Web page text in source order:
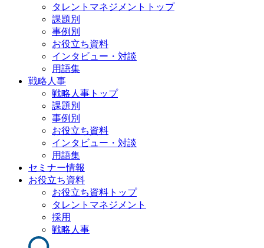
タレントマネジメントトップ
課題別
事例別
お役立ち資料
インタビュー・対談
用語集
戦略人事
戦略人事トップ
課題別
事例別
お役立ち資料
インタビュー・対談
用語集
セミナー情報
お役立ち資料
お役立ち資料トップ
タレントマネジメント
採用
戦略人事